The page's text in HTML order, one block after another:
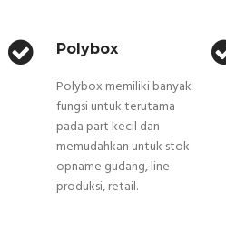
Polybox
Polybox memiliki banyak
fungsi untuk terutama
pada part kecil dan
memudahkan untuk stok
opname gudang, line
produksi, retail.